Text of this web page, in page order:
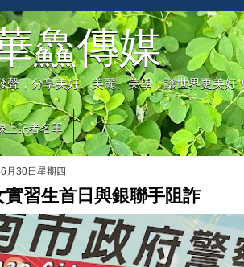
鱻傳媒
聲，分享美好、美麗、美學，讓世界更美
上記者名單
月30日星期四
實習生首日與銀聯手阻詐